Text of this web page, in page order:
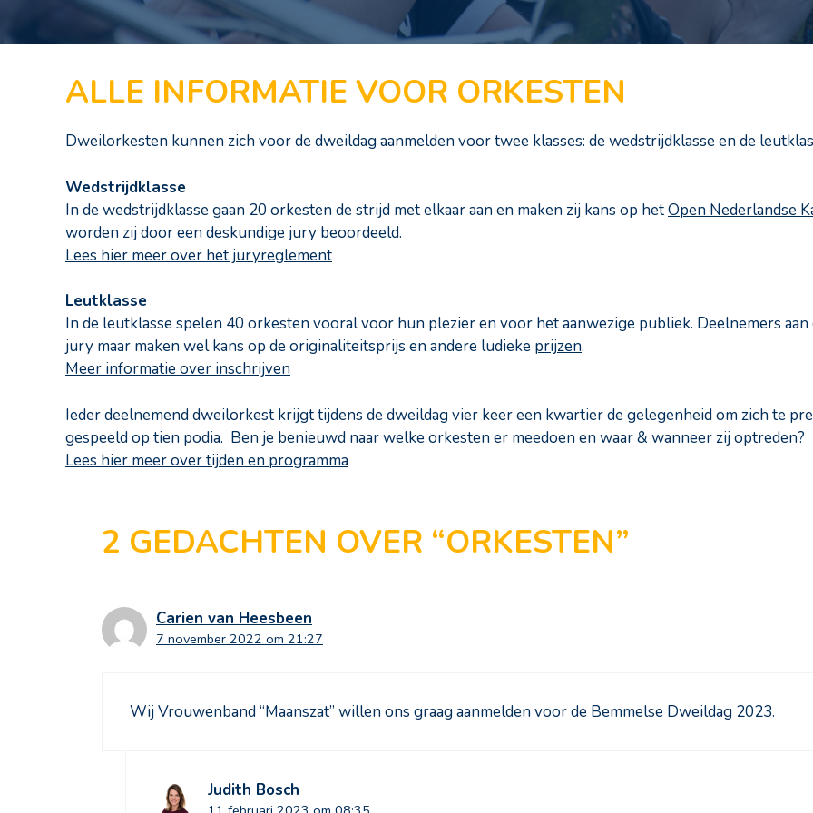
ALLE INFORMATIE VOOR ORKESTEN
Dweilorkesten kunnen zich voor de dweildag aanmelden voor twee klasses: de wedstrijdklasse en de
Wedstrijdklasse
In de wedstrijdklasse gaan 20 orkesten de strijd met elkaar aan en maken zij kans op hetOpen Nederlandse
worden zij door een deskundige jury beoordeeld.
Lees hier meer over het juryreglement
Leutklasse
In de leutklasse spelen 40 orkesten vooral voor hun plezier en voor het aanwezige publiek. Deelnemers
jury maar maken wel kans op de originaliteitsprijs en andere ludieke prijzen.
Meer informatie over inschrijven
Ieder deelnemend dweilorkest krijgt tijdens de dweildag vier keer een kwartier de gelegenheid om zich te
gespeeld op tien podia. Ben je benieuwd naar welke orkesten er meedoen en waar & wanneer zij optreden?
Lees hier meer over tijden en programma
2 GEDACHTEN OVER “ORKESTEN”
Carien van Heesbeen
7 november 2022 om 21:27
Wij Vrouwenband “Maanszat” willen ons graag aanmelden voor de Bemmelse Dweildag 2023.
Judith Bosch